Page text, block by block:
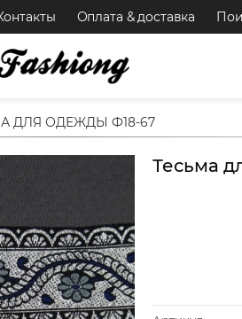
Оплата & доставка
ДЛЯ ОДЕЖДЫ Ф18-67
Тесьма